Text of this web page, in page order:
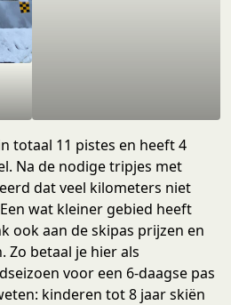
totaal 11 pistes en heeft 4
Na de nodige tripjes met
dat veel kilometers niet
wat kleiner gebied heeft
ook aan de skipas prijzen en
Zo betaal je hier als
voor een 6-daagse pas
kinderen tot 8 jaar skiën